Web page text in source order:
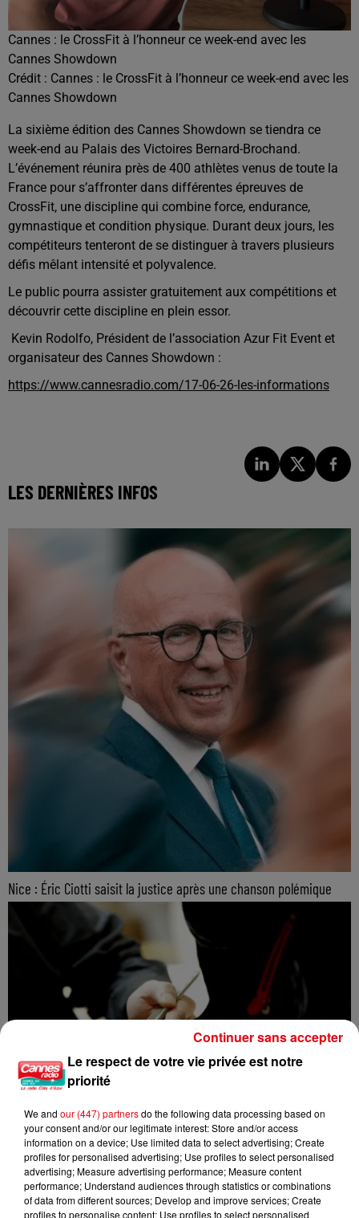
Cannes : le CrossFit à l’honneur ce week-end avec les
Cannes Showdown
Crédit : Cannes : le CrossFit à l’honneur ce week-end avec les
Cannes Showdown
La sixième édition des Cannes Showdown se tiendra ce
week-end au Palais des Victoires Bernard-Brochand.
L’événement réunira près de 400 athlètes venus de toute la
France pour s’affronter dans différentes épreuves de
CrossFit, une discipline qui combine force, endurance,
gymnastique et condition physique. Durant deux jours, les
compétiteurs tenteront de se distinguer à travers plusieurs
défis mêlant intensité et polyvalence.
Le public pourra assister gratuitement aux compétitions et
découvrir cette discipline en plein essor.
Kevin Rodolfo, Président de l’association Azur Fit Event et
organisateur des Cannes Showdown :
https://www.cannesradio.com/17-06-26-les-informations
LES DERNIÈRES INFOS
Nice : Éric Ciotti saisit la justice après une chanson polémique
Le respect de votre vie privée est notre
priorité
We and our (447) partnersdo the following data processing based on
your consent and/or our legitimate interest: Store and/or access
information on a device; Use limited data to select advertising; Create
profiles for personalised advertising; Use profiles to select personalised
advertising; Measure advertising performance; Measure content
performance; Understand audiences through statistics or combinations
of data from different sources; Develop and improve services; Create
profiles to personalise content; Use profiles to select personalised
Continuer sans accepter